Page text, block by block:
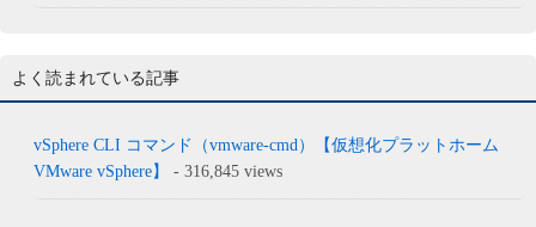
よく読まれている記事
vSphere CLI コマンド（vmware-cmd）【仮想化プラットホーム
VMware vSphere】
- 316,845 views